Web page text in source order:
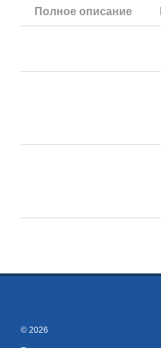
Полное описание
© 2026